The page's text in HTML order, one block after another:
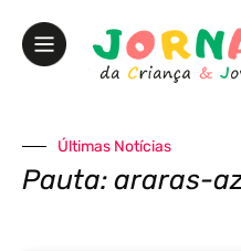
Últimas Notícias
Pauta: araras-